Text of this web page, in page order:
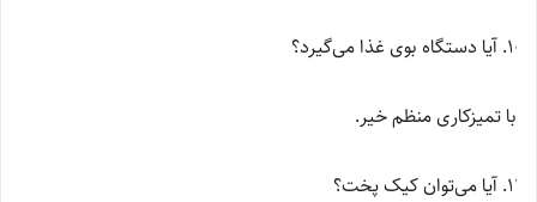
آیا دستگاه بوی غذا می‌گیرد؟
با تمیزکاری منظم خیر.
آیا می‌توان کیک پخت؟